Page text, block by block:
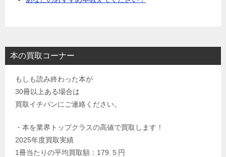
本の買取コーナー
もしも読み終わった本が
30冊以上ある場合は
買取イチバンにご連絡ください。
・本を業界トップクラスの高値で買取します！
2025年度買取実績
1冊当たりの平均買取額：179.５円